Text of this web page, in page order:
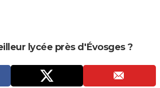
lycée près d'Évosges ?